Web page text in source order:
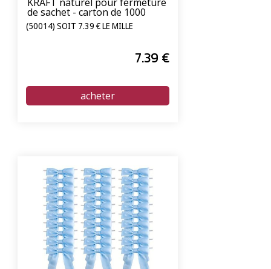
de sachet - carton de 1000
unités
(50014) SOIT 7.39 € LE MILLE
7.39 €